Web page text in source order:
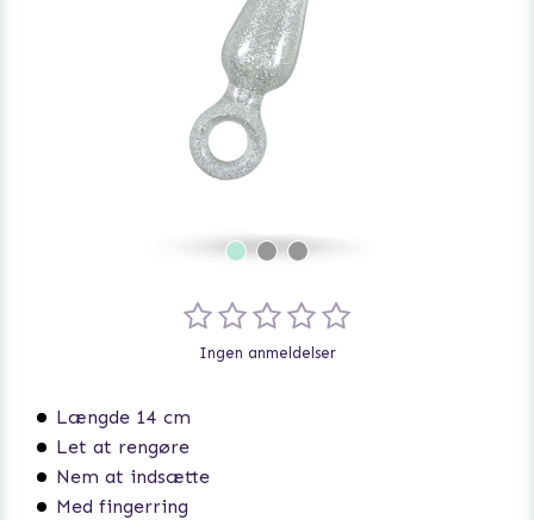
Længde 14 cm
Let at rengøre
Nem at indsætte
Med fingerring
Ingen anmeldelser